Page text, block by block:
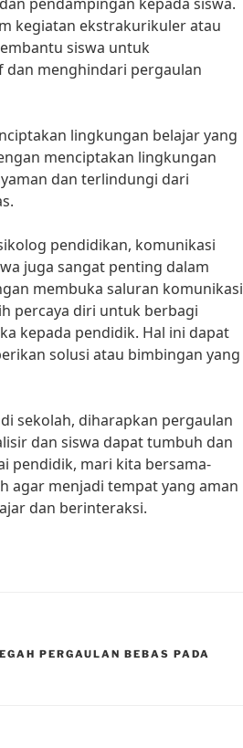
kegiatan ekstrakurikuler atau
siswa untuk
menghindari pergaulan
lingkungan belajar yang
menciptakan lingkungan
dan terlindungi dari
pendidikan, komunikasi
juga sangat penting dalam
membuka saluran komunikasi
percaya diri untuk berbagi
kepada pendidik. Hal ini dapat
solusi atau bimbingan yang
sekolah, diharapkan pergaulan
dan siswa dapat tumbuh dan
pendidik, mari kita bersama-
agar menjadi tempat yang aman
dan berinteraksi.
PERGAULAN BEBAS PADA